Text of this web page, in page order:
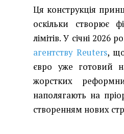
Ця конструкція
оскільки створює
лімітів. У січні 2026
агентству Reuters,
євро уже готовий
жорстких
наполягають на
створенням нових